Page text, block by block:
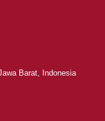
Barat, Indonesia